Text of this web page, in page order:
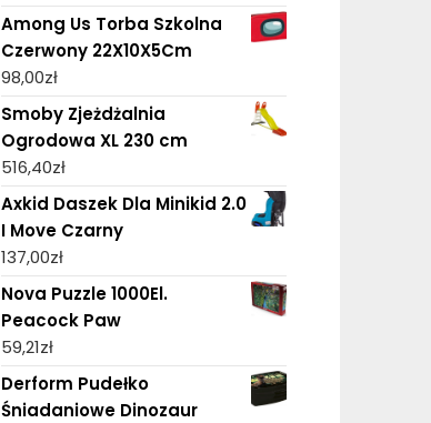
Among Us Torba Szkolna
Czerwony 22X10X5Cm
98,00zł
Smoby Zjeżdżalnia
Ogrodowa XL 230 cm
516,40zł
Axkid Daszek Dla Minikid 2.0
I Move Czarny
137,00zł
Nova Puzzle 1000El.
Peacock Paw
59,21zł
Derform Pudełko
Śniadaniowe Dinozaur